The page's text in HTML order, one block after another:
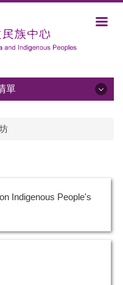
單
Indigenous People's